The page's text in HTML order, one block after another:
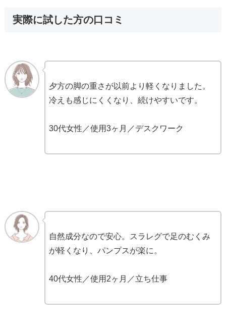
実際に試した方の口コミ
夕方の脚の重さが以前より軽くなりました。
冷えも感じにくくなり、続けやすいです。
30代女性／使用3ヶ月／デスクワーク
自然成分なので安心。スラレグで足のむくみ
が軽くなり、パンプスが楽に。
40代女性／使用2ヶ月／立ち仕事